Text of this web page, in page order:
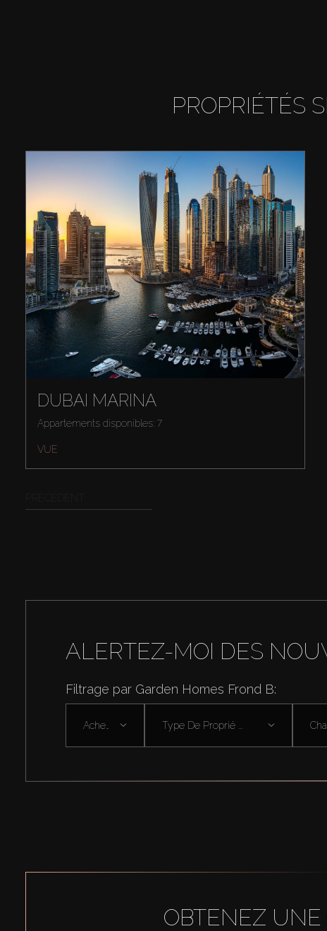
PROPRIÉTÉS
DUBAI MARINA
Appartements disponibles: 7
VUE
ALERTEZ-MOI DES
Filtrage par Garden Homes Frond B:
Acheter Type De Proprié ...
OBTENEZ UNE